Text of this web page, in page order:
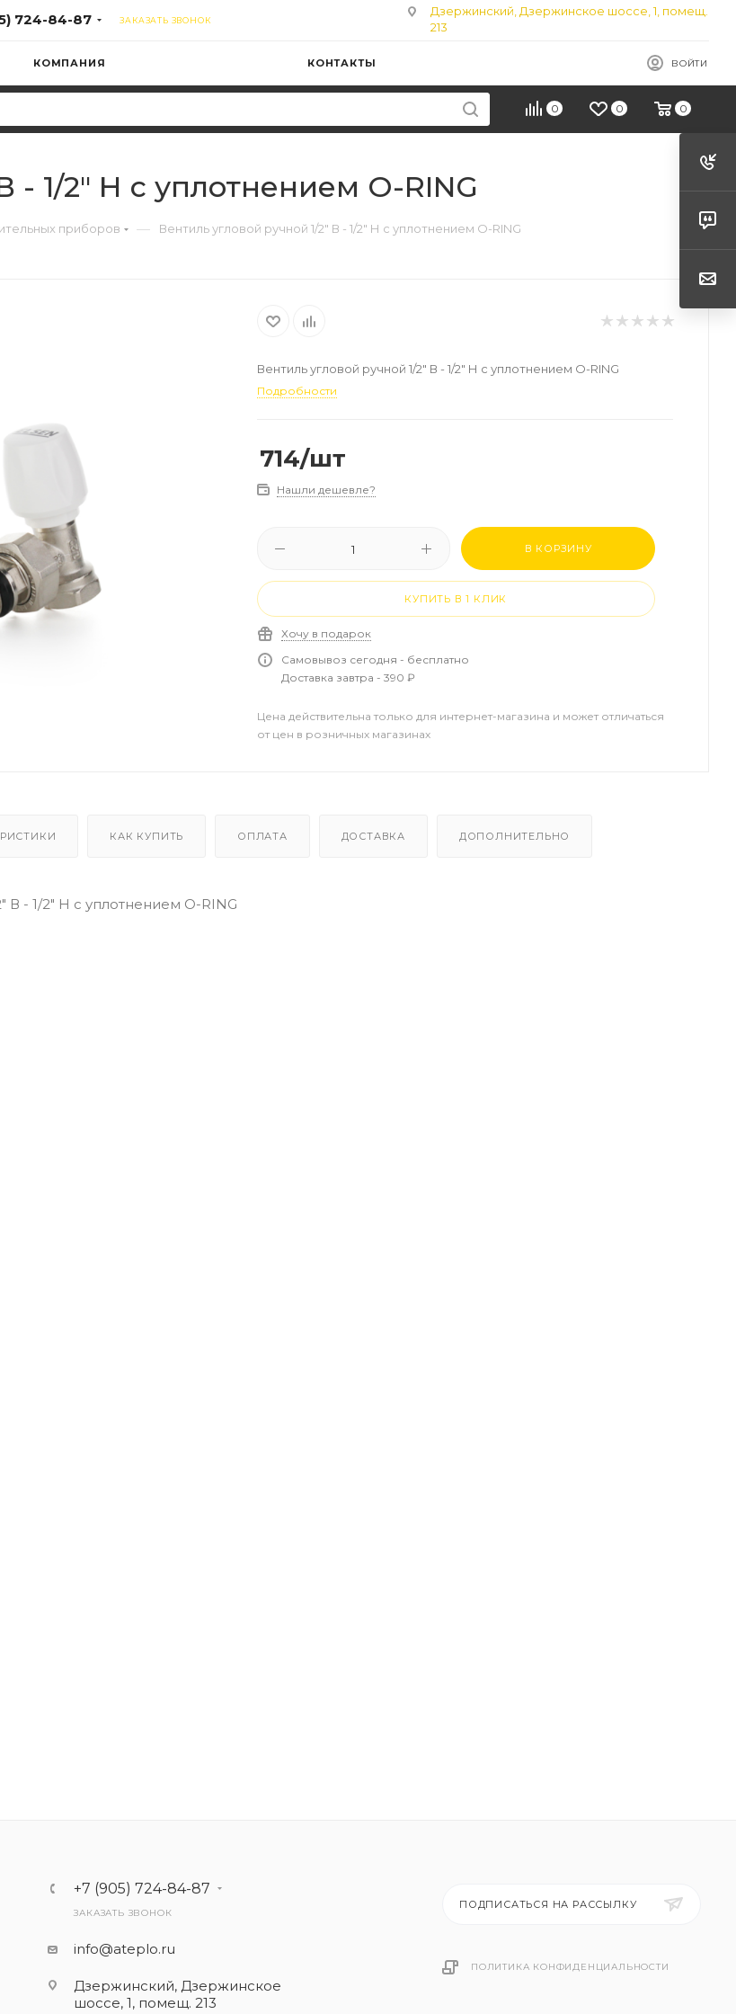
724-84-87 ЗАКАЗАТЬ ЗВОНОК
Дзержинский, Дзержинское шоссе, 1, помещ.
213
ВОЙТИ
КОМПАНИЯ КОНТАКТЫ
0 0 0
- 1/2" Н с уплотнением O-RING
приборов — Вентиль угловой ручной 1/2" В - 1/2" Н с уплотнением O-RING
Вентиль угловой ручной 1/2" В - 1/2" Н с уплотнением O-RING
Подробности
714/шт
Нашли дешевле?
В КОРЗИНУ
КУПИТЬ В 1 КЛИК
Хочу в подарок
Самовывоз сегодня - бесплатно
Доставка завтра - 390 ₽
Цена действительна только для интернет-магазина и может отличаться
от цен в розничных магазинах
КАК КУПИТЬ ОПЛАТА ДОСТАВКА ДОПОЛНИТЕЛЬНО
В - 1/2" Н с уплотнением O-RING
+7 (905) 724-84-87
ЗАКАЗАТЬ ЗВОНОК
info@ateplo.ru
Дзержинский, Дзержинское
шоссе, 1, помещ. 213
ПОДПИСАТЬСЯ НА РАССЫЛКУ
ПОЛИТИКА КОНФИДЕНЦИАЛЬНОСТИ